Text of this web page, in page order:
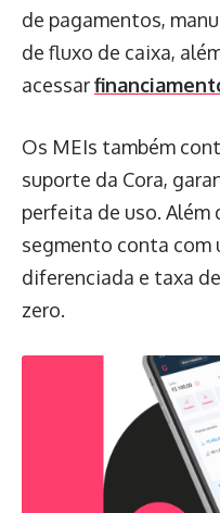
de pagamentos,
de fluxo de caixa,
acessar
Os MEIs também
suporte da Cora,
perfeita de uso.
segmento conta com
diferenciada e taxa
zero.